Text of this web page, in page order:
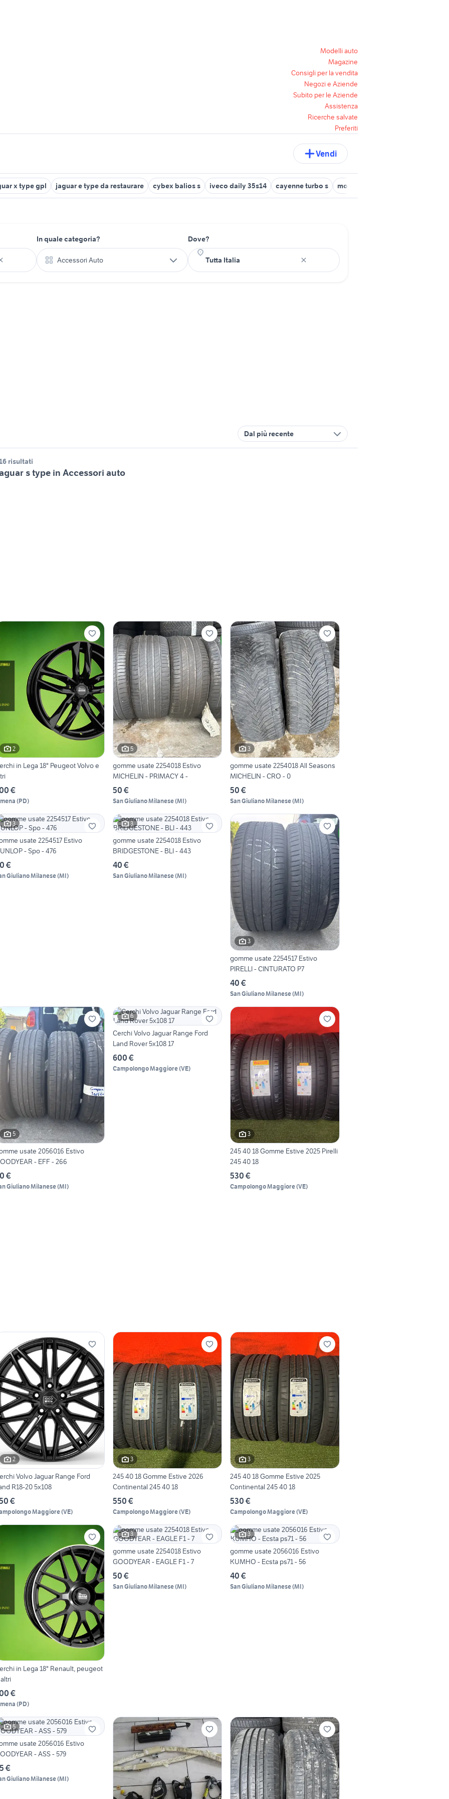
Modelli auto
Magazine
Consigli per la vendita
Negozi e Aziende
Subito per le Aziende
Assistenza
Ricerche salvate
Preferiti
Vendi
x type gpl jaguar e type da restaurare cybex balios s iveco daily 35s14 cayenne turbo s motore audi s3
In quale categoria?
Accessori Auto
Dove?
Dal più recente
risultati
s type in Accessori auto
2
in Lega 18" Peugeot Volvo e
€
(PD)
5
gomme usate 2254018 Estivo
MICHELIN - PRIMACY 4 -
50 €
San Giuliano Milanese(MI)
3
gomme usate 2254018 All Seasons
MICHELIN - CRO - 0
50 €
San Giuliano Milanese(MI)
3
usate 2254517 Estivo
- Spo - 476
€
Giuliano Milanese(MI)
3
gomme usate 2254018 Estivo
BRIDGESTONE - BLI - 443
40 €
San Giuliano Milanese(MI)
3
gomme usate 2254517 Estivo
PIRELLI - CINTURATO P7
40 €
San Giuliano Milanese(MI)
5
usate 2056016 Estivo
- EFF - 266
€
Giuliano Milanese(MI)
6
Cerchi Volvo Jaguar Range Ford
Land Rover 5x108 17
600 €
Campolongo Maggiore(VE)
3
245 40 18 Gomme Estive 2025 Pirelli
245 40 18
530 €
Campolongo Maggiore(VE)
2
Volvo Jaguar Range Ford
R18-20 5x108
€
Maggiore(VE)
3
245 40 18 Gomme Estive 2026
Continental 245 40 18
550 €
Campolongo Maggiore(VE)
3
245 40 18 Gomme Estive 2025
Continental 245 40 18
530 €
Campolongo Maggiore(VE)
in Lega 18" Renault, peugeot
€
(PD)
3
gomme usate 2254018 Estivo
GOODYEAR - EAGLE F1 - 7
50 €
San Giuliano Milanese(MI)
3
gomme usate 2056016 Estivo
KUMHO - Ecsta ps71 - 56
40 €
San Giuliano Milanese(MI)
5
usate 2056016 Estivo
- ASS - 579
€
Giuliano Milanese(MI)